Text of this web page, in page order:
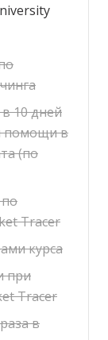
10 дней
помощи в
(по
Tracer
курса
при
Tracer
в